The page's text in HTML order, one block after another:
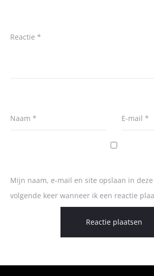
Reactie *
Naam * E-mail *
Mijn naam, e-mail en site opslaan in
volgende keer wanneer ik een reactie